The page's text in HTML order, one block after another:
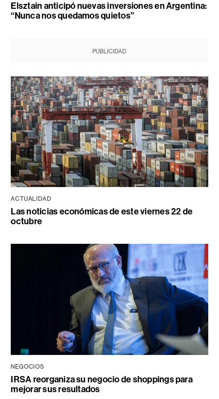
Elsztain anticipó nuevas inversiones en Argentina:
“Nunca nos quedamos quietos”
PUBLICIDAD
ACTUALIDAD
Las noticias económicas de este viernes 22 de
octubre
NEGOCIOS
IRSA reorganiza su negocio de shoppings para
mejorar sus resultados